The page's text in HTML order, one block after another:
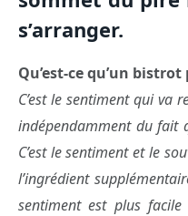
s’arranger.
Qu’est-ce qu’un
C’est le sentiment qui va
indépendamment du fait
C’est le sentiment et le
l’ingrédient
sentiment est plus